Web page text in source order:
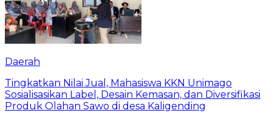
Daerah
Tingkatkan Nilai Jual, Mahasiswa KKN Unimago
Sosialisasikan Label, Desain Kemasan, dan Diversifikasi
Produk Olahan Sawo di desa Kaligending